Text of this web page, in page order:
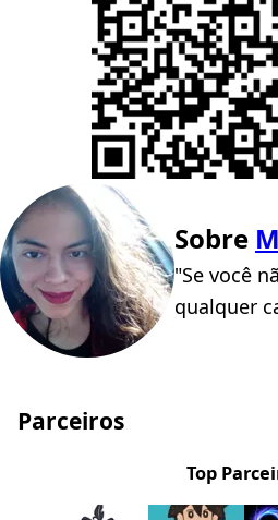
Sobre
"Se você
qualquer
Parceiros
Top